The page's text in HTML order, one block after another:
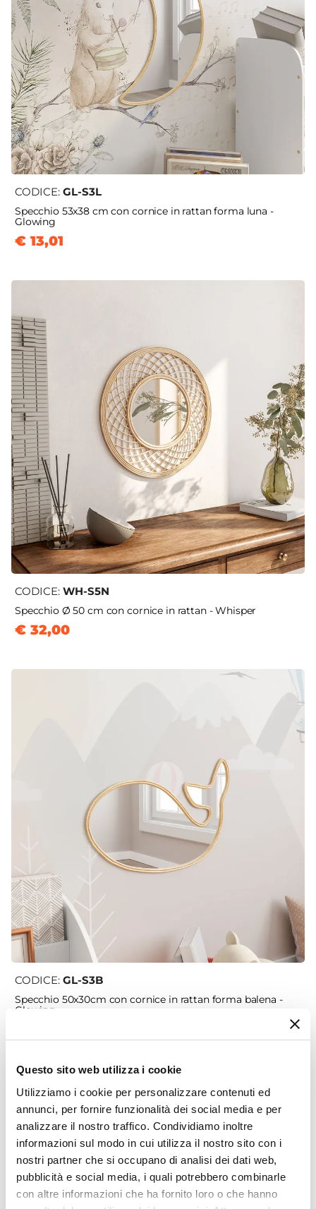
Questo sito web utilizza i cookie
Utilizziamo i cookie per personalizzare contenuti ed
annunci, per fornire funzionalità dei social media e per
analizzare il nostro traffico. Condividiamo inoltre
informazioni sul modo in cui utilizza il nostro sito con i
nostri partner che si occupano di analisi dei dati web,
pubblicità e social media, i quali potrebbero combinarle
con altre informazioni che ha fornito loro o che hanno
CODICE: GL-S3L
Specchio 53x38 cm con cornice in rattan forma luna -
Glowing
€ 13,01
CODICE: WH-S5N
Specchio Ø 50 cm con cornice in rattan - Whisper
€ 32,00
CODICE: GL-S3B
Specchio 50x30cm con cornice in rattan forma balena -
Glowing